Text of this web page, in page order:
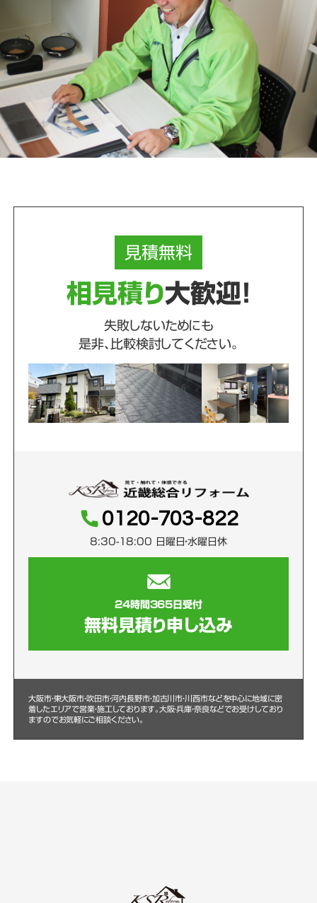
見積無料
相見積り大歓迎！
失敗しないためにも
是非、比較検討してください。
0120-703-822
8:30-18:00 日曜日・水曜日休
24時間365日受付
無料見積り申し込み
大阪市・東大阪市・吹田市・河内長野市・加古川市・川西市などを中心に地域に密
着したエリアで営業・施工しております。大阪・兵庫・奈良などでお受けしており
ますのでお気軽にご相談ください。